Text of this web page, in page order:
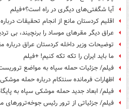
آیا شگفتی‌های دیگری در راه است؟+فیلم
اقلیم کردستان مانع از انجام تحقیقات
عراق دیگر مقرهای موساد را برنچیند، بی
توضیحات وزیر داخله کردستان عراق درباره
ما باید ایران را تکه تکه کنیم! +فیلم
فیلم/ جزئیات حمله سپاه به مواضع
اظهارات فرمانده سنتکام درباره حمله موشکی
فیلم/ ابعاد جدید حمله موشکی سپاه به
فیلم/ جزئیاتی از ترور رئیس جوخه‌ترورهای